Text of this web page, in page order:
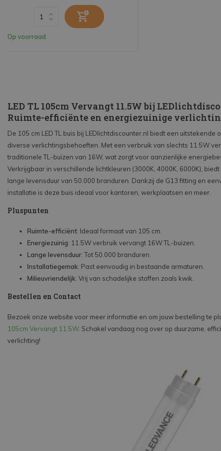
Op voorraad
LED TL 105cm Vervangt 11.5W bij
Ruimte-efficiënte en energiezuinige
De 105 cm LED TL buis bij LEDlichtdiscounter.nl biedt een uitstekende
diverse verlichtingsbehoeften. Met een verbruik van slechts 11.5W
traditionele TL-buizen van 16W, wat zorgt voor aanzienlijke
Verkrijgbaar in verschillende lichtkleuren (3000K, 4000K, 6000K),
lange levensduur van 50.000 branduren. Dankzij de G13 fitting en
installatie is deze buis ideaal voor kantoren, werkplaatsen en meer.
Pluspunten
Ruimte-efficiënt: Ideaal formaat van 105 cm.
Energiezuinig: 11.5W verbruik vervangt 16W TL-buizen.
Lange levensduur: Tot 50.000 branduren.
Installatiegemak: Past eenvoudig in bestaande armaturen.
Milieuvriendelijk: Vrij van schadelijke stoffen zoals kwik.
Bestellen en Contact
Bezoek onze website voor meer informatie en om jouw bestelling te
105cm Vervangt 11.5W. Schakel vandaag nog over op duurzame,
verlichting!